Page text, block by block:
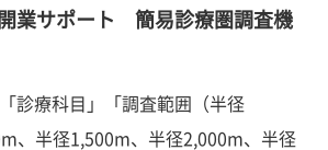
業サポート 簡易診療圏調査機
診療科目」「調査範囲（半径
、半径1,500m、半径2,000m、半径